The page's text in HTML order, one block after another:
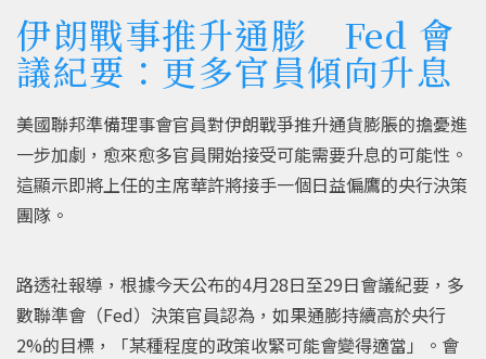
伊朗戰事推升通膨 Fed 會
議紀要：更多官員傾向升息
美國聯邦準備理事會官員對伊朗戰爭推升通貨膨脹的擔憂進
一步加劇，愈來愈多官員開始接受可能需要升息的可能性。
這顯示即將上任的主席華許將接手一個日益偏鷹的央行決策
團隊。
路透社報導，根據今天公布的4月28日至29日會議紀要，多
數聯準會（Fed）決策官員認為，如果通膨持續高於央行
2%的目標，「某種程度的政策收緊可能會變得適當」。會